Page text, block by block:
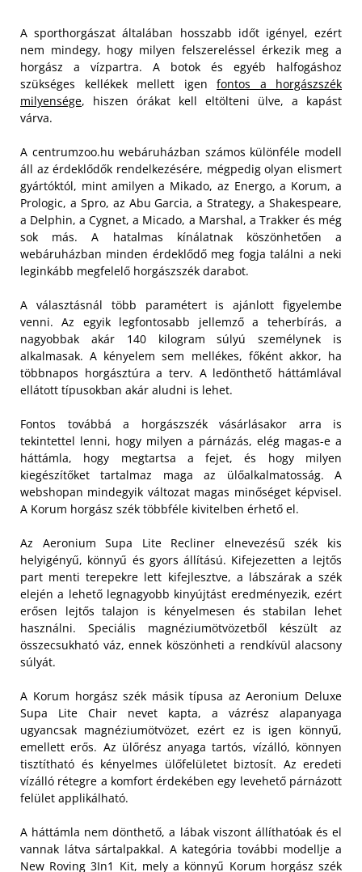
A sporthorgászat általában hosszabb időt igényel, ezért
nem mindegy, hogy milyen felszereléssel érkezik meg a
horgász a vízpartra. A botok és egyéb halfogáshoz
szükséges kellékek mellett igen fontos a horgászszék
milyensége, hiszen órákat kell eltölteni ülve, a kapást
várva.
A centrumzoo.hu webáruházban számos különféle modell
áll az érdeklődők rendelkezésére, mégpedig olyan elismert
gyártóktól, mint amilyen a Mikado, az Energo, a Korum, a
Prologic, a Spro, az Abu Garcia, a Strategy, a Shakespeare,
a Delphin, a Cygnet, a Micado, a Marshal, a Trakker és még
sok más. A hatalmas kínálatnak köszönhetően a
webáruházban minden érdeklődő meg fogja találni a neki
leginkább megfelelő horgászszék darabot.
A választásnál több paramétert is ajánlott figyelembe
venni. Az egyik legfontosabb jellemző a teherbírás, a
nagyobbak akár 140 kilogram súlyú személynek is
alkalmasak. A kényelem sem mellékes, főként akkor, ha
többnapos horgásztúra a terv. A ledönthető háttámlával
ellátott típusokban akár aludni is lehet.
Fontos továbbá a horgászszék vásárlásakor arra is
tekintettel lenni, hogy milyen a párnázás, elég magas-e a
háttámla, hogy megtartsa a fejet, és hogy milyen
kiegészítőket tartalmaz maga az ülőalkalmatosság. A
webshopan mindegyik változat magas minőséget képvisel.
A Korum horgász szék többféle kivitelben érhető el.
Az Aeronium Supa Lite Recliner elnevezésű szék kis
helyigényű, könnyű és gyors állítású. Kifejezetten a lejtős
part menti terepekre lett kifejlesztve, a lábszárak a szék
elején a lehető legnagyobb kinyújtást eredményezik, ezért
erősen lejtős talajon is kényelmesen és stabilan lehet
használni. Speciális magnéziumötvözetből készült az
összecsukható váz, ennek köszönheti a rendkívül alacsony
súlyát.
A Korum horgász szék másik típusa az Aeronium Deluxe
Supa Lite Chair nevet kapta, a vázrész alapanyaga
ugyancsak magnéziumötvözet, ezért ez is igen könnyű,
emellett erős. Az ülőrész anyaga tartós, vízálló, könnyen
tisztítható és kényelmes ülőfelületet biztosít. Az eredeti
vízálló rétegre a komfort érdekében egy levehető párnázott
felület applikálható.
A háttámla nem dönthető, a lábak viszont állíthatóak és el
vannak látva sártalpakkal. A kategória további modellje a
New Roving 3In1 Kit, mely a könnyű Korum horgász szék